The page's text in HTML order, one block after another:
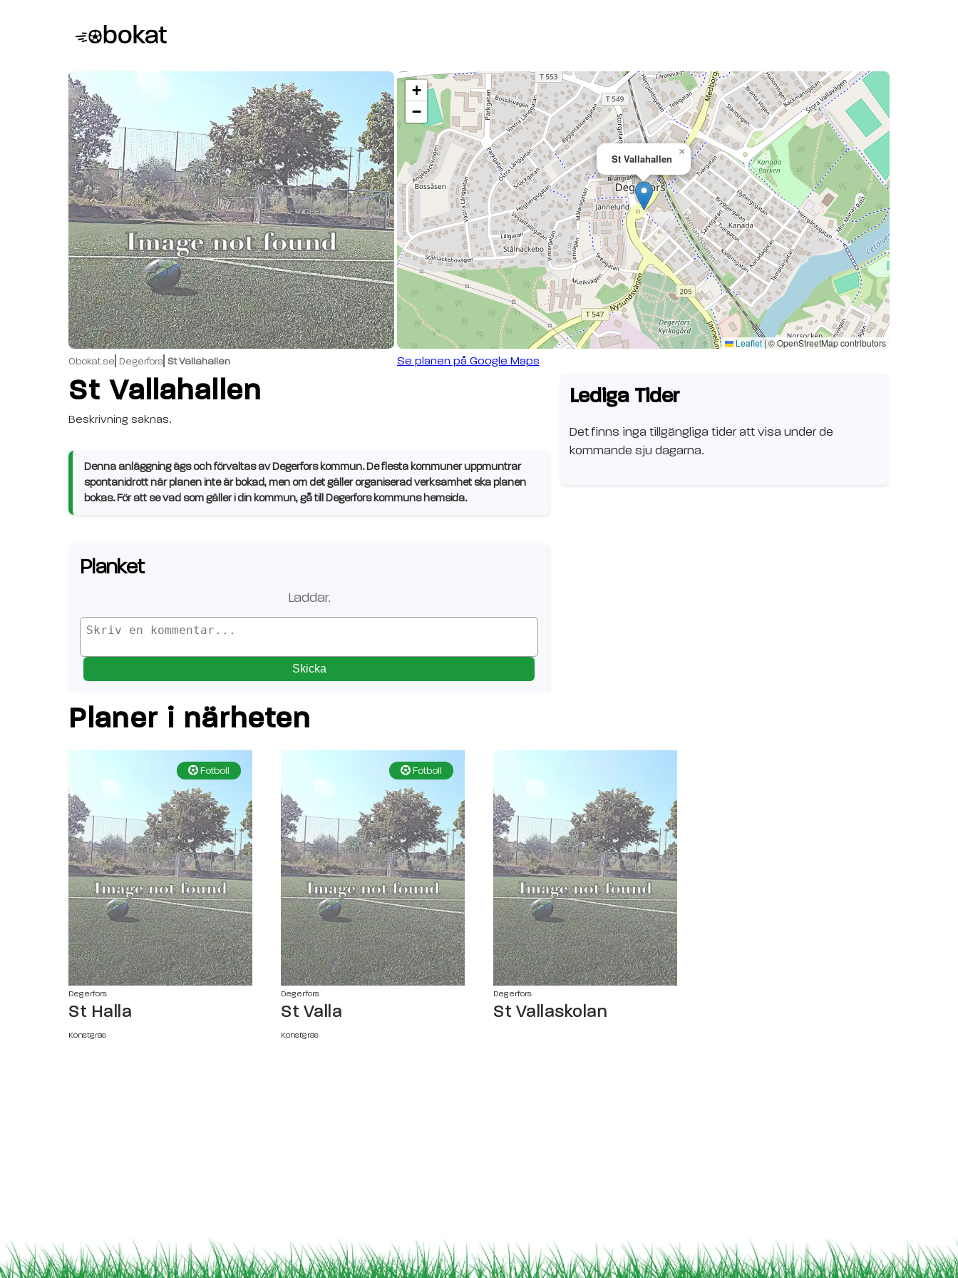
St Vallahallen
×
+
−
Leaflet|© OpenStreetMap contributors
Obokat.se Degerfors St Vallahallen Se planen på Google Maps
St Vallahallen
Beskrivning saknas.
Denna anläggning ägs och förvaltas av Degerfors kommun. De flesta kommuner uppmuntrar
spontanidrott när planen inte är bokad, men om det gäller organiserad verksamhet ska planen
bokas. För att se vad som gäller i din kommun, gå till Degerfors kommuns hemsida.
Lediga Tider
Det finns inga tillgängliga tider att visa under de
kommande sju dagarna.
Planket
Laddar..
Skicka
Planer i närheten
Fotboll
Degerfors
St Halla
Konstgräs
Fotboll
Degerfors
St Valla
Konstgräs
Degerfors
St Vallaskolan